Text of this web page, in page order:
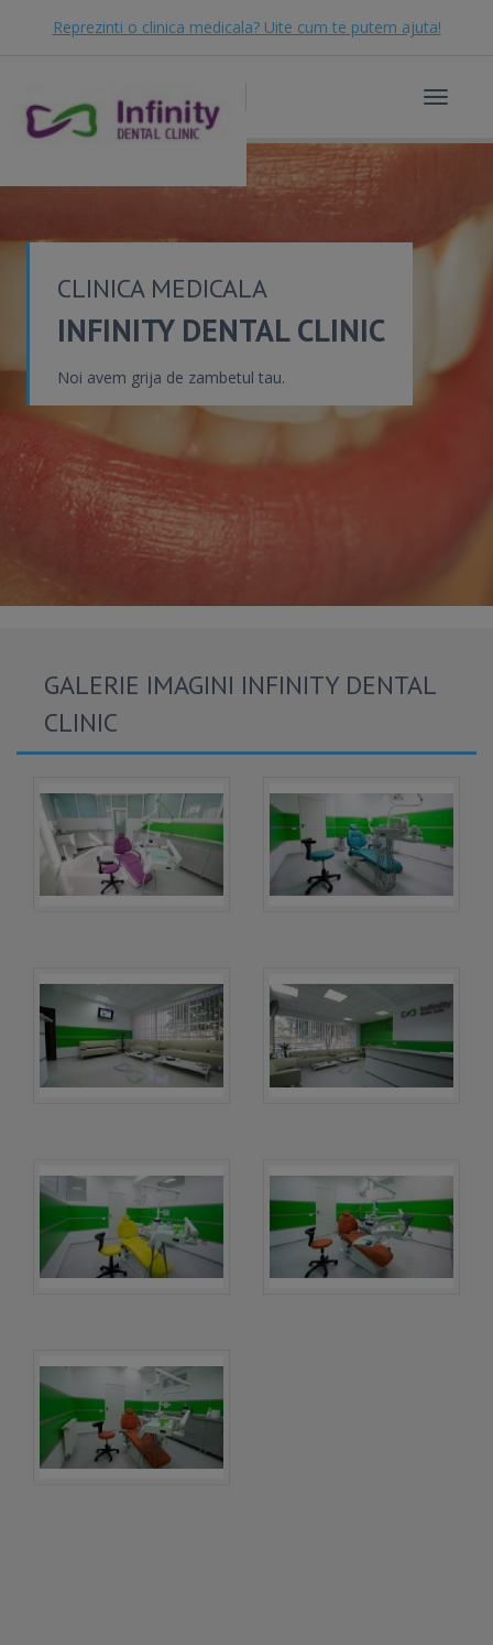
Reprezinti o clinica medicala? Uite cum te putem ajuta!
Toggle
CLINICA MEDICALA
INFINITY DENTAL CLINIC
Noi avem grija de zambetul tau.
GALERIE IMAGINI INFINITY DENTAL
CLINIC